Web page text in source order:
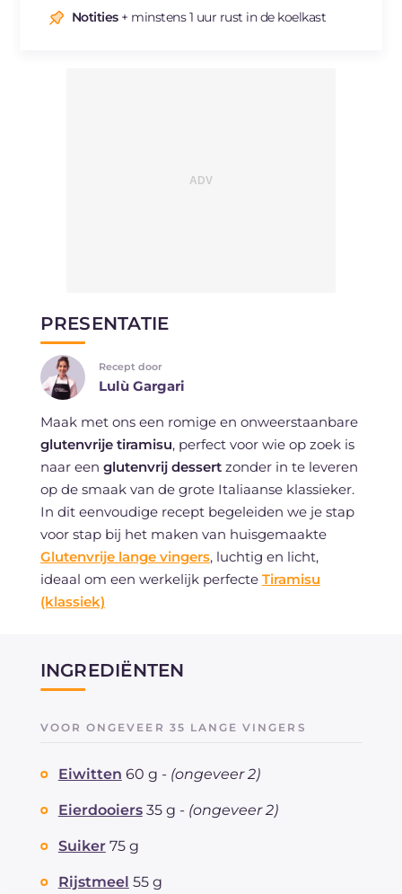
Notities+ minstens 1 uur rust in de koelkast
PRESENTATIE
Recept door
Lulù Gargari
Maak met ons een romige en onweerstaanbare
glutenvrije tiramisu, perfect voor wie op zoek is
naar een glutenvrij dessertzonder in te leveren
op de smaak van de grote Italiaanse klassieker.
In dit eenvoudige recept begeleiden we je stap
voor stap bij het maken van huisgemaakte
Glutenvrije lange vingers, luchtig en licht,
ideaal om een werkelijk perfecte Tiramisu
(klassiek)
INGREDIËNTEN
VOOR ONGEVEER 35 LANGE VINGERS
Eiwitten 60 g - (ongeveer 2)
Eierdooiers 35 g - (ongeveer 2)
Suiker 75 g
Rijstmeel 55 g